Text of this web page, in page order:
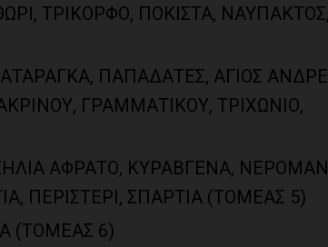
ΤΡΙΚΟΡΦΟ, ΠΟΚΙΣΤΑ, ΝΑΥΠΑΚΤΟΣ,
ΠΑΠΑΔΑΤΕΣ, ΑΓΙΟΣ
ΓΡΑΜΜΑΤΙΚΟΥ, ΤΡΙΧΩΝΙΟ,
ΑΦΡΑΤΟ, ΚΥΡΑΒΓΕΝΑ,
ΠΕΡΙΣΤΕΡΙ, ΣΠΑΡΤΙΑ (ΤΟΜΕΑΣ 5)
(ΤΟΜΕΑΣ 6)